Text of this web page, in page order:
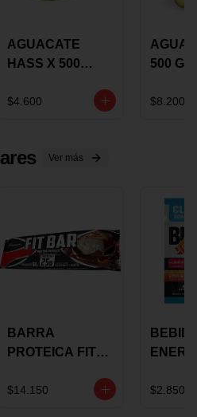
AGUACATE
HASS X 500
$4.600
500
$8.200
Ver más
BARRA
PROTEICA FIT
GRS
$14.150
STACK 6G
$2.850